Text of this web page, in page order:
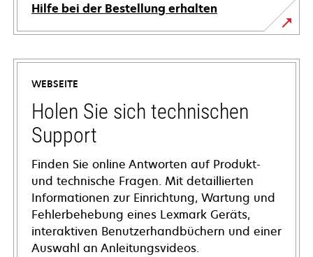
Hilfe bei der Bestellung erhalten
WEBSEITE
Holen Sie sich technischen
Support
Finden Sie online Antworten auf Produkt-
und technische Fragen. Mit detaillierten
Informationen zur Einrichtung, Wartung und
Fehlerbehebung eines Lexmark Geräts,
interaktiven Benutzerhandbüchern und einer
Auswahl an Anleitungsvideos.